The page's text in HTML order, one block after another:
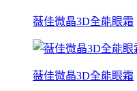
薇佳微晶3D全能眼霜
薇佳微晶3D全能眼霜